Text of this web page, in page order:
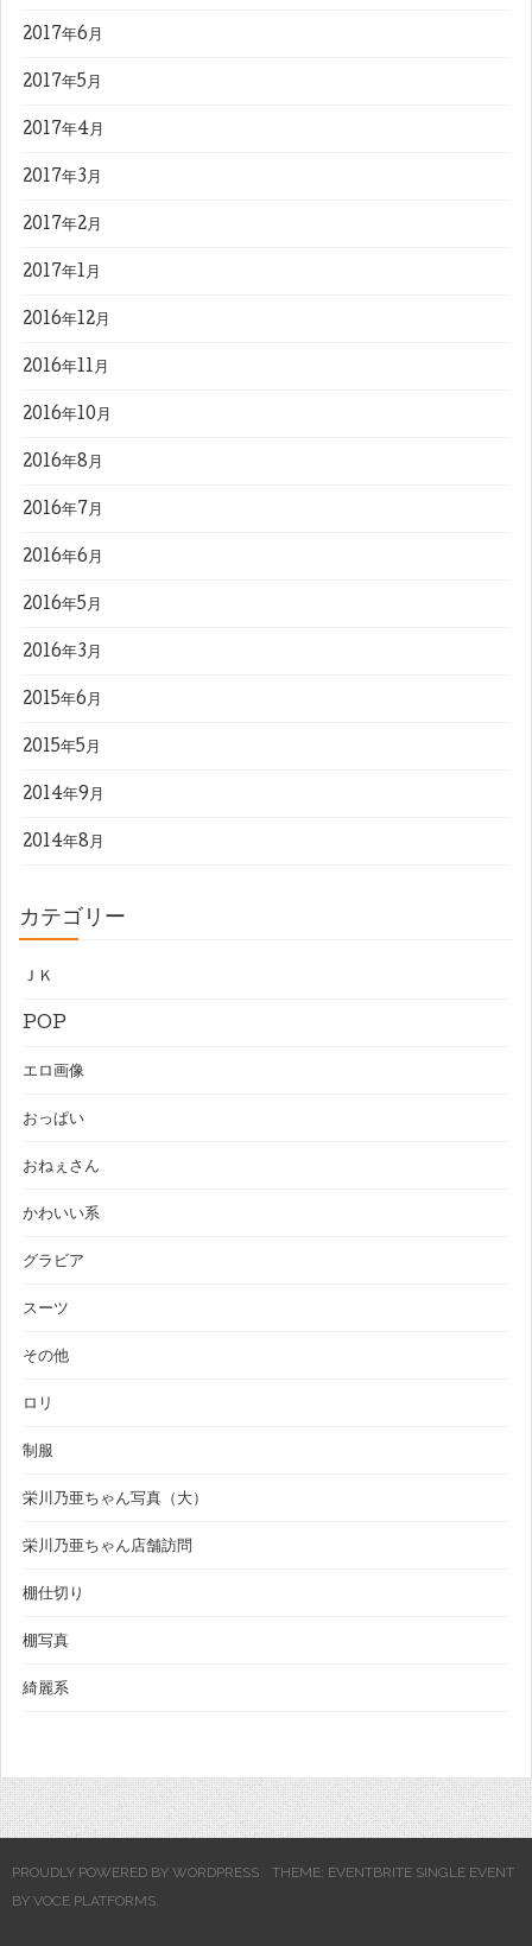
2017年6月
2017年5月
2017年4月
2017年3月
2017年2月
2017年1月
2016年12月
2016年11月
2016年10月
2016年8月
2016年7月
2016年6月
2016年5月
2016年3月
2015年6月
2015年5月
2014年9月
2014年8月
カテゴリー
ＪＫ
POP
エロ画像
おっぱい
おねぇさん
かわいい系
グラビア
スーツ
その他
ロリ
制服
栄川乃亜ちゃん写真（大）
栄川乃亜ちゃん店舗訪問
棚仕切り
棚写真
綺麗系
PROUDLY POWERED BY WORDPRESS
THEME: EVENTBRITE SINGLE EVENT
BY VOCE PLATFORMS.